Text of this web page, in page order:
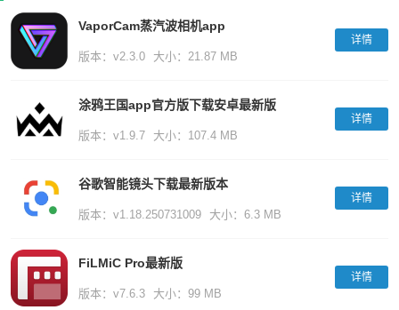
VaporCam蒸汽波相机app
版本：v2.3.0 大小：21.87 MB
详情
涂鸦王国app官方版下载安卓最新版
版本：v1.9.7 大小：107.4 MB
详情
谷歌智能镜头下载最新版本
版本：v1.18.250731009 大小：6.3 MB
详情
FiLMiC Pro最新版
版本：v7.6.3 大小：99 MB
详情